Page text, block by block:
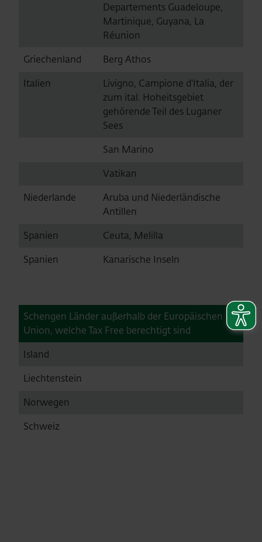
Departements Guadeloupe,
Martinique, Guyana, La
Réunion
Griechenland
Berg Athos
Italien
Livigno, Campione d'Italia, der
zum ital. Hoheitsgebiet
gehörende Teil des Luganer
Sees
San Marino
Vatikan
Niederlande
Aruba und Niederländische
Antillen
Spanien
Ceuta, Melilla
Spanien
Kanarische Inseln
Schengen Länder außerhalb der Europäischen
Union, welche Tax Free berechtigt sind
Island
Liechtenstein
Norwegen
Schweiz